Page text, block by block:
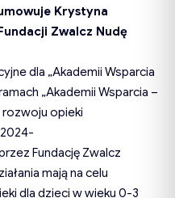
Krystyna
Zwalcz Nudę
dla „Akademii Wsparcia
„Akademii Wsparcia –
opieki
Fundację Zwalcz
mają na celu
dla dzieci w wieku 0-3